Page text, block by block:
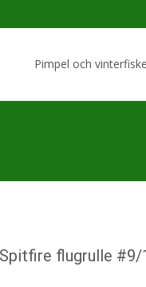
Pimpel och vinterfiske
flugrulle #9/